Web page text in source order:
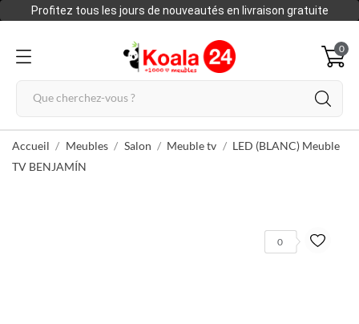
Profitez tous les jours de nouveautés en livraison gratuite
0
Accueil Meubles Salon Meuble tv
LED (BLANC) Meuble
TV BENJAMÍN
0